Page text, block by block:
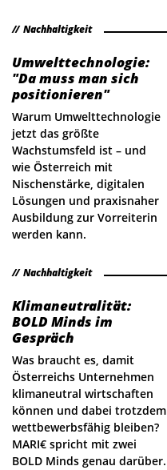
Nachhaltigkeit
Umwelt­technologie:
"Da muss man sich
positionieren"
Warum Umwelttechnologie
jetzt das größte
Wachstumsfeld ist – und
wie Österreich mit
Nischenstärke, digitalen
Lösungen und praxisnaher
Ausbildung zur Vorreiterin
werden kann.
Nachhaltigkeit
Klimaneutralität:
BOLD Minds im
Gespräch
Was braucht es, damit
Österreichs Unternehmen
klimaneutral wirtschaften
können und dabei trotzdem
wettbewerbsfähig bleiben?
MARI€ spricht mit zwei
BOLD Minds genau darüber.